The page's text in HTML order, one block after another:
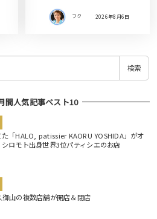
フク 2026年8月6日
検索
間人気記事ベスト10
た「HALO, patissier KAORU YOSHIDA」がオ
ロモト出身世界3位パティシエのお店
御山の複数店舗が開店＆閉店